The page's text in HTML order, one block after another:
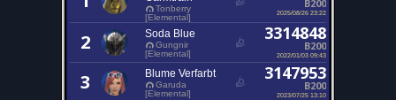
Tonberry
[Elemental]
B200
2025/08/26 23:22
2 Soda Blue
Gungnir
[Elemental]
3314848
B200
2022/01/03 09:43
3 Blume Verfarbt
Garuda
[Elemental]
3147953
B200
2023/07/25 13:10